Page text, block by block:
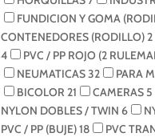
FUNDICION Y GOMA
CONTENEDORES (RODILLO)2
4
PVC / PP ROJO (2
NEUMATICAS32 PARA
BICOLOR 21 CAMERAS 5
NYLON DOBLES / TWIN 6
PVC / PP (BUJE)18 PVC